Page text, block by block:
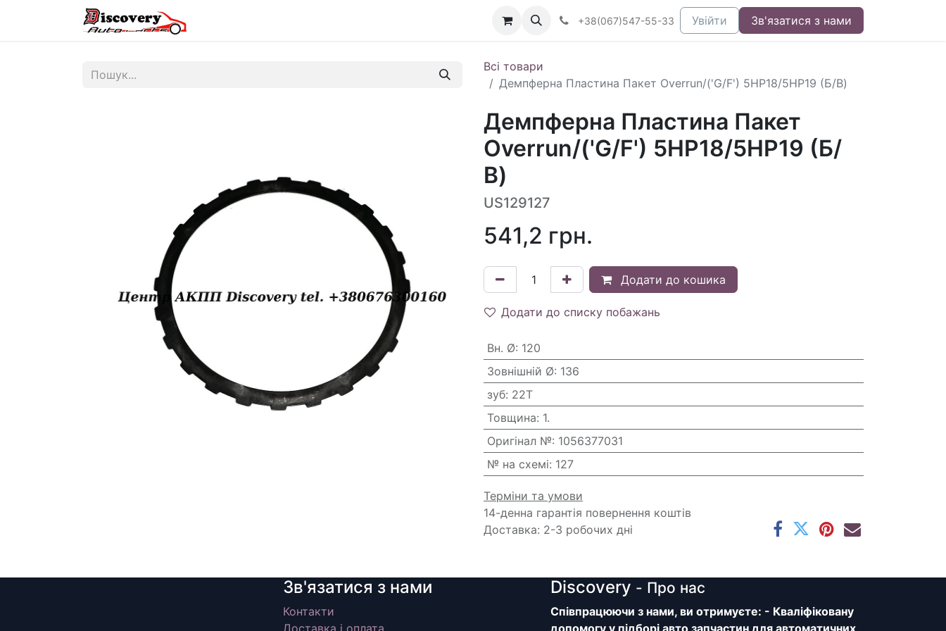
+38(067)547-55-33 Увійти Зв'язатися з нами
Всі товари
Демпферна Пластина Пакет Overrun/('G/F') 5HP18/5HP19 (Б/В)
Демпферна Пластина Пакет
Overrun/('G/F') 5HP18/5HP19 (Б/
В)
US129127
541,2 грн.
Додати до кошика
Додати до списку побажань
Вн. Ø: 120
Зовнішній Ø: 136
зуб: 22T
Товщина: 1.
Оригінал №: 1056377031
№ на схемі: 127
Терміни та умови
14-денна гарантія повернення коштів
Доставка: 2-3 робочих дні
Зв'язатися з нами
Контакти
Доставка і оплата
Discovery - Про нас
Співпрацюючи з нами, ви отримуєте: - Кваліфіковану
допомогу у підборі авто запчастин для автоматичних